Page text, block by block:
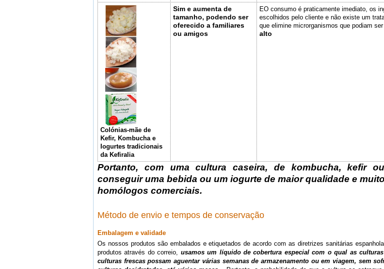
Colónias-mãe de
Kefir, Kombucha e
Iogurtes tradicionais
da Kefiralia
Sim e aumenta de
tamanho, podendo ser
oferecido a familiares
ou amigos
EO consumo é praticamente imediato, os
escolhidos pelo cliente e não existe um
que elimine microrganismos que podiam ser
alto
Portanto, com uma cultura caseira, de kombucha, kefir
conseguir uma bebida ou um iogurte de maior qualidade e
homólogos comerciais.
Método de envio e tempos de conservação
Embalagem e validade
Os nossos produtos são embalados e etiquetados de acordo com as diretrizes sanitárias
produtos através do correio, usamos um líquido de cobertura especial com o qual as
culturas frescas possam aguentar várias semanas de armazenamento ou em viagem, sem